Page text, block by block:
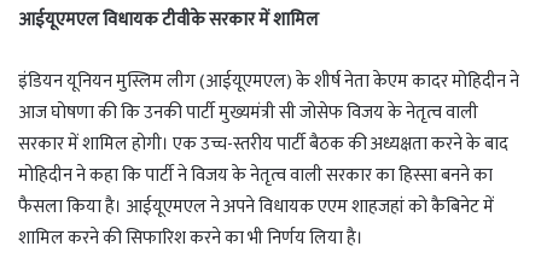
आईयूएमएल विधायक टीवीके सरकार में शामिल
इंडियन यूनियन मुस्लिम लीग (आईयूएमएल) के शीर्ष नेता केएम कादर मोहिदीन ने
आज घोषणा की कि उनकी पार्टी मुख्यमंत्री सी जोसेफ विजय के नेतृत्व वाली
सरकार में शामिल होगी। एक उच्च-स्तरीय पार्टी बैठक की अध्यक्षता करने के बाद
मोहिदीन ने कहा कि पार्टी ने विजय के नेतृत्व वाली सरकार का हिस्सा बनने का
फैसला किया है। आईयूएमएल ने अपने विधायक एएम शाहजहां को कैबिनेट में
शामिल करने की सिफारिश करने का भी निर्णय लिया है।